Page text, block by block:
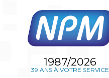
1987/2026
39 ANS À VOTRE SERVICE